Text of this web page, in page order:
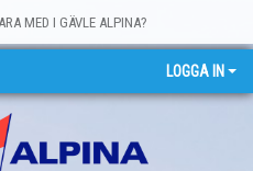
MED I GÄVLE ALPINA?
LOGGA IN